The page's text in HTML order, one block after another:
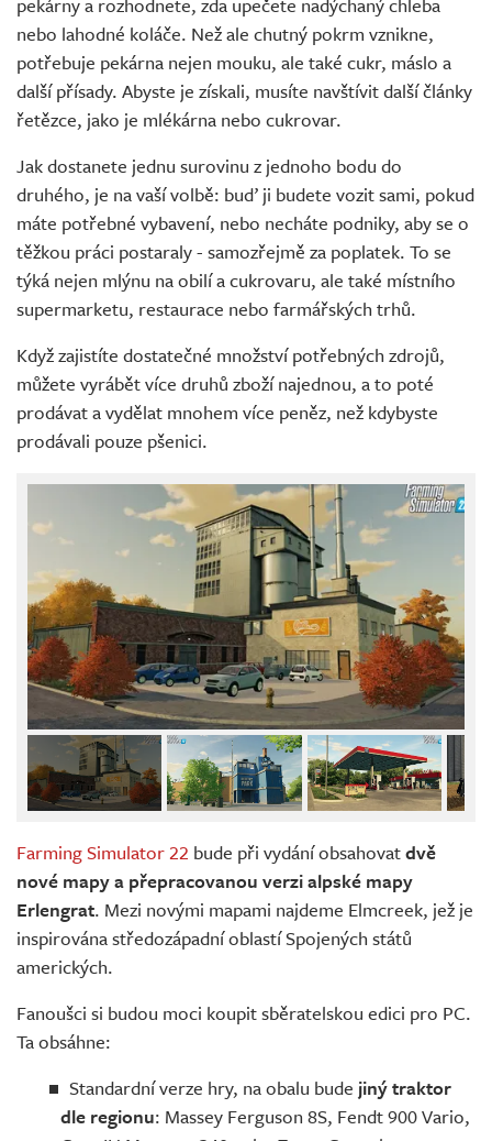
nebo lahodné koláče. Než ale chutný pokrm vznikne,
potřebuje pekárna nejen mouku, ale také cukr, máslo a
další přísady. Abyste je získali, musíte navštívit další články
řetězce, jako je mlékárna nebo cukrovar.
Jak dostanete jednu surovinu z jednoho bodu do
druhého, je na vaší volbě: buď ji budete vozit sami, pokud
máte potřebné vybavení, nebo necháte podniky, aby se o
těžkou práci postaraly - samozřejmě za poplatek. To se
týká nejen mlýnu na obilí a cukrovaru, ale také místního
supermarketu, restaurace nebo farmářských trhů.
Když zajistíte dostatečné množství potřebných zdrojů,
můžete vyrábět více druhů zboží najednou, a to poté
prodávat a vydělat mnohem více peněz, než kdybyste
prodávali pouze pšenici.
Farming Simulator 22 bude při vydání obsahovatdvě
nové mapy a přepracovanou verzi alpské mapy
Erlengrat. Mezi novými mapami najdeme Elmcreek, jež je
inspirována středozápadní oblastí Spojených států
amerických.
Fanoušci si budou moci koupit sběratelskou edici pro PC.
Ta obsáhne:
Standardní verze hry, na obalu bude jiný traktor
dle regionu: Massey Ferguson 8S, Fendt 900 Vario,